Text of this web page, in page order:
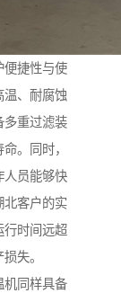
便捷性与使
温、耐腐蚀
多重过滤装
。同时，
人员能够快
北客户的实
行时间远超
失。
机同样具备